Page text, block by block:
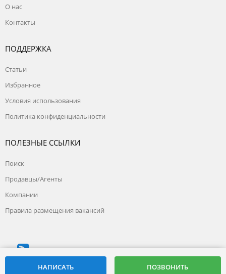
О нас
Контакты
ПОДДЕРЖКА
Статьи
Избранное
Условия использования
Политика конфиденциальности
ПОЛЕЗНЫЕ ССЫЛКИ
Поиск
Продавцы/Агенты
Компании
Правила размещения вакансий